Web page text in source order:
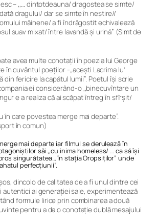
– ,,… dintotdeauna/ dragostea se simte/
dragului/ dar se simte în neștire//
măinene/ a fi îndrăgostit echivalează
suav mixat/ între lavandă şi urină” (Simt de
avea multe conotații în poezia lui George
în cuvântul poeților -,,acești Lacrima lu’
din fericire la capătul lumii”. Poetul își scrie
ei considerând-o ,,binecuvîntare un
e a realiza că ai scăpat întreg în sfîrșit/
în care povestea merge mai departe”.
în comun)
mai departe iar filmul se derulează în
săi ,,cu inima homeless/ … ca să îşi
singurătatea… în stația Oropsiților” unde
perfecțiunii”.
dincolo de calitatea de a fi unul dintre cei
autentici ai generației sale, experimentează
formule lirice prin combinarea a două
pentru a da o conotație dublă mesajului